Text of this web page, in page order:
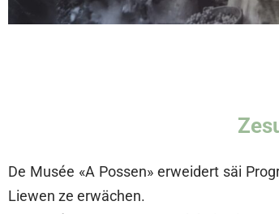
De Musée «A Possen» erweidert säi
Liewen ze erwächen.